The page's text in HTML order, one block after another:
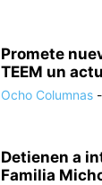
Promete
TEEM un
Ocho Columnas -
Detienen a
Familia